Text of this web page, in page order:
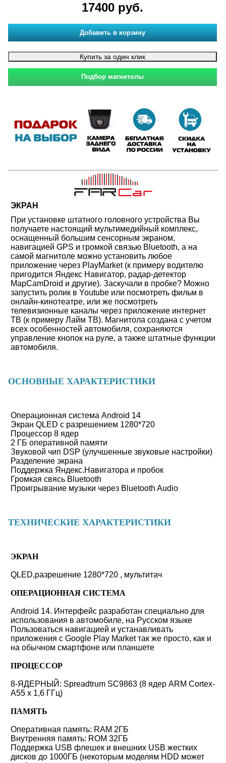
17400 руб.
ЭКРАН
При установке штатного головного устройства Вы
получаете настоящий мультимедийный комплекс,
оснащенный большим сенсорным экраном,
навигацией GPS и громкой связью Bluetooth, а на
самой магнитоле можно установить любое
приложение через PlayMarket (к примеру водителю
пригодится Яндекс Навигатор, радар-детектор
MapCamDroid и другие). Заскучали в пробке? Можно
запустить ролик в Youtube или посмотреть фильм в
онлайн-кинотеатре, или же посмотреть
телевизионные каналы через приложение интернет
ТВ (к примеру Лайм ТВ). Магнитола создана с учетом
всех особенностей автомобиля, сохраняются
управление кнопок на руле, а также штатные функции
автомобиля.
ОСНОВНЫЕ ХАРАКТЕРИСТИКИ
Операционная система Android 14
Экран QLED с разрешением 1280*720
Процессор 8 ядер
2 ГБ оперативной памяти
Звуковой чип DSP (улучшенные звуковые настройки)
Разделение экрана
Поддержка Яндекс.Навигатора и пробок
Громкая свясь Bluetooth
Проигрывание музыки через Bluetooth Audio
ТЕХНИЧЕСКИЕ ХАРАКТЕРИСТИКИ
ЭКРАН
QLED,разрешение 1280*720 , мультитач
ОПЕРАЦИОННАЯ СИСТЕМА
Android 14. Интерфейс разработан специально для
использования в автомобиле, на Русском языке
Пользоваться навигацией и устанавливать
приложения с Google Play Market так же просто, как и
на обычном смартфоне или планшете
ПРОЦЕССОР
8-ЯДЕРНЫЙ: Spreadtrum SC9863 (8 ядер ARM Cortex-
A55 x 1,6 ГГц)
ПАМЯТЬ
Оперативная память: RAM 2ГБ
Внутренняя память: ROM 32ГБ
Поддержка USB флешек и внешних USB жестких
дисков до 1000ГБ (некоторым моделям HDD может